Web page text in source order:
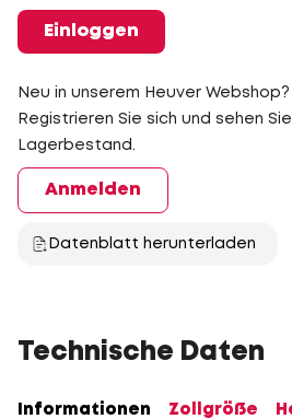
Einloggen
Neu in unserem Heuver Webshop?
Registrieren Sie sich und sehen
Lagerbestand.
Anmelden
Datenblatt herunterladen
Technische Daten
Informationen Zollgröße